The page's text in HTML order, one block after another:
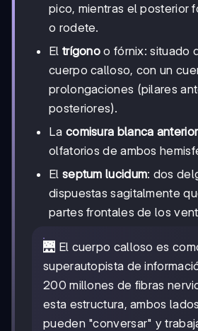
pico, mientras el posterior
o rodete.
El trígono o fórnix: situado
cuerpo calloso, con un
prolongaciones (pilares
posteriores).
La comisura blanca anterior
olfatorios de ambos
El septum lucidum: dos
dispuestas sagitalmente
partes frontales de los
🌉 El cuerpo calloso es
superautopista de
200 millones de fibras
esta estructura, ambos
pueden "conversar" y